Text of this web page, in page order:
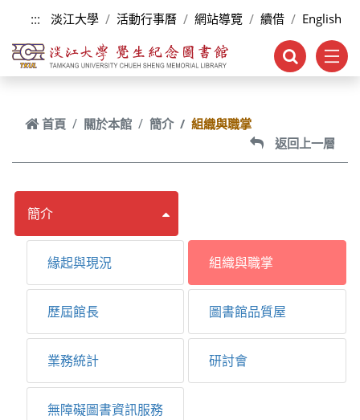
跳到主要內容
::: 淡江大學 活動行事曆 網站導覽 續借 English
首頁 關於本館 簡介
組織與職掌
返回上一層
簡介
緣起與現況 組織與職掌
歷屆館長 圖書館品質屋
業務統計 研討會
無障礙圖書資訊服務